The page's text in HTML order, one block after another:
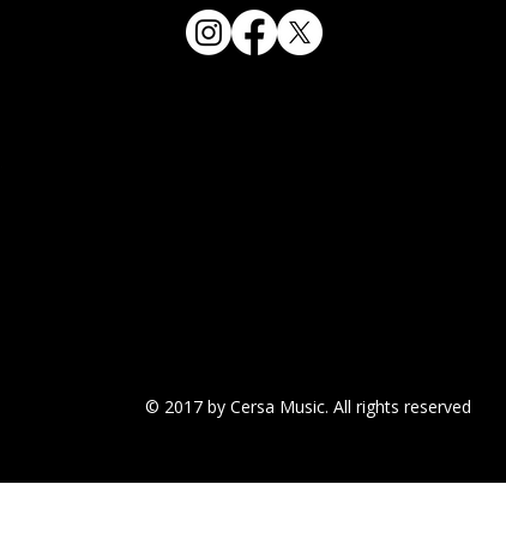
© 2017 by Cersa Music. All rights reserved